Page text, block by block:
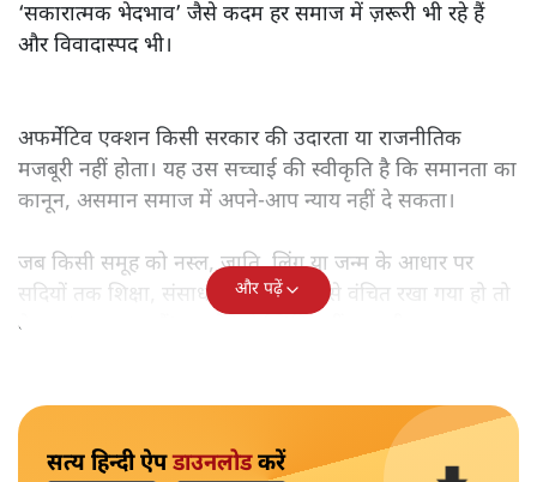
‘सकारात्मक भेदभाव’ जैसे कदम हर समाज में ज़रूरी भी रहे हैं
और विवादास्पद भी।
अफर्मेटिव एक्शन किसी सरकार की उदारता या राजनीतिक
मजबूरी नहीं होता। यह उस सच्चाई की स्वीकृति है कि समानता का
कानून, असमान समाज में अपने-आप न्याय नहीं दे सकता।
जब किसी समूह को नस्ल, जाति, लिंग या जन्म के आधार पर
सदियों तक शिक्षा, संसाधनों और सम्मान से वंचित रखा गया हो तो
केवल ‘सब बराबर हैं’ कह देने से स्थिति नहीं बदलती।
और पढ़ें
सत्य हिन्दी ऐपडाउनलोडकरें